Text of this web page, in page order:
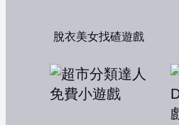
脫衣美女找碴遊戲